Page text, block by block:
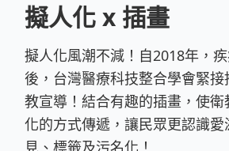
擬人化 x 插畫
擬人化風潮不減！自2018年，
後，台灣醫療科技整合學會緊
教宣導！結合有趣的插畫，使
化的方式傳遞，讓民眾更認識
見、標籤及污名化！